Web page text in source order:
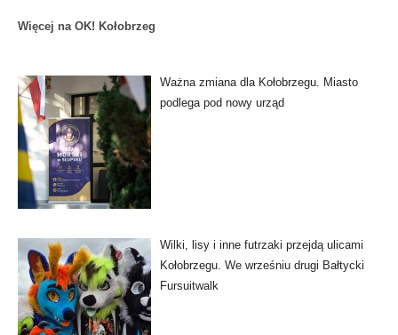
Więcej na OK! Kołobrzeg
Ważna zmiana dla Kołobrzegu. Miasto
podlega pod nowy urząd
Wilki, lisy i inne futrzaki przejdą ulicami
Kołobrzegu. We wrześniu drugi Bałtycki
Fursuitwalk